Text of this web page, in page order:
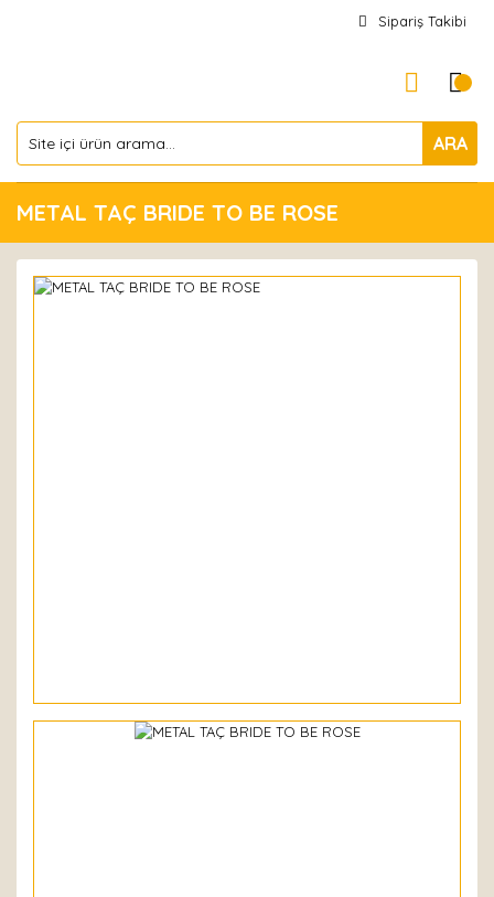
Sipariş Takibi
ARA
METAL TAÇ BRIDE TO BE ROSE